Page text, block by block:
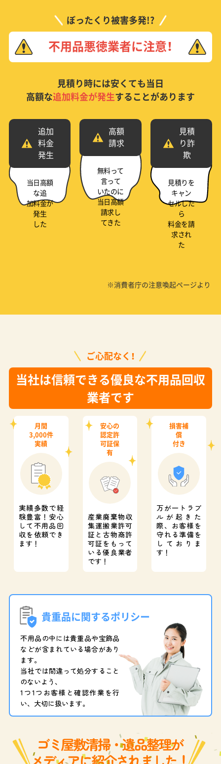
ぼったくり被害多発!?
不用品悪徳業者に注意！
見積り時には安くても当日
高額な追加料金が発生することがあります
追加
料金
発生
当日高額
な追
加料金が
発生
した
高額
請求
無料って
言って
いたのに
当日高額
請求し
てきた
見積
り詐
欺
見積りを
キャン
セルした
ら
料金を請
求され
た
※消費者庁の注意喚起ページより
ご心配なく！
当社は信頼できる優良な不用品回収
業者です
月間
3,000件
実績
実績多数で経
験豊富！ 安心
して不用品回
収を依頼でき
ます！
安心の
認定許
可証保
有
産業廃棄物収
集運搬業許可
証と 古物商許
可証をもって
いる優良業者
です！
損害補
償
付き
万が一トラブ
ルが起きた
際、 お客様を
守れる準備を
しておりま
す！
貴重品に関するポリシー
不用品の中には貴重品や宝飾品
などが含まれている場合があり
ます。
当社では間違って処分すること
のないよう、
1つ1つお客様と確認作業を行
い、大切に扱います。